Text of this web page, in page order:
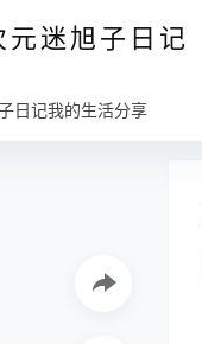
元迷旭子日记
日记我的生活分享